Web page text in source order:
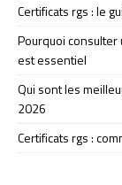
Certificats rgs : le
Pourquoi consulter
est essentiel
Qui sont les
2026
Certificats rgs :